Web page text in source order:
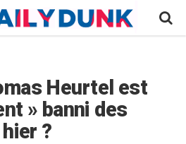
Heurtel est
» banni des
?